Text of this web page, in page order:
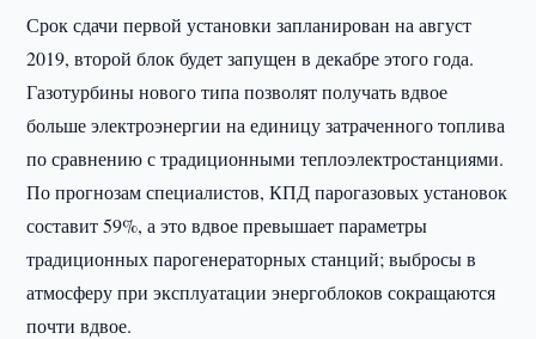
Срок сдачи первой установки запланирован на август
2019, второй блок будет запущен в декабре этого года.
Газотурбины нового типа позволят получать вдвое
больше электроэнергии на единицу затраченного топлива
по сравнению с традиционными теплоэлектростанциями.
По прогнозам специалистов, КПД парогазовых установок
составит 59%, а это вдвое превышает параметры
традиционных парогенераторных станций; выбросы в
атмосферу при эксплуатации энергоблоков сокращаются
почти вдвое.